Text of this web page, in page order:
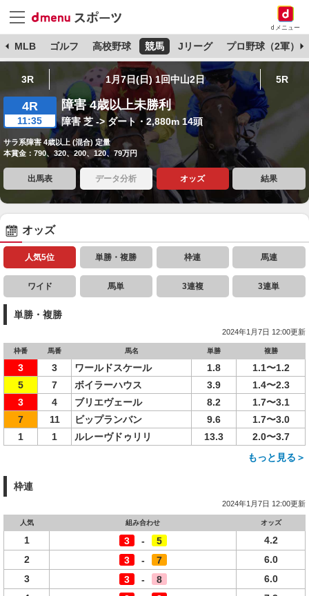
dメニュー
MLB ゴルフ 高校野球 競馬 Jリーグ プロ野球（2軍）
3R 1月7日(日) 1回中山2日 5R
4R
11:35
障害 4歳以上未勝利
障害 芝 -> ダート・2,880m 14頭
サラ系障害 4歳以上 (混合) 定量
本賞金：790、320、200、120、79万円
出馬表 データ分析 オッズ 結果
オッズ
人気5位 単勝・複勝 枠連 馬連
ワイド 馬単 3連複 3連単
単勝・複勝
2024年1月7日 12:00更新
枠番 馬番 馬名 単勝 複勝
3 3 ワールドスケール 1.8
1.1〜1.2
5
7 ボイラーハウス 3.9
1.4〜2.3
3
4 ブリエヴェール 8.2
1.7〜3.1
7
11 ビップランバン 9.6
1.7〜3.0
1
1 ルレーヴドゥリリ 13.3
2.0〜3.7
もっと見る＞
枠連
2024年1月7日 12:00更新
人気 組み合わせ オッズ
1 3 - 5
4.2
2
3 - 7
6.0
3
3 - 8
6.0